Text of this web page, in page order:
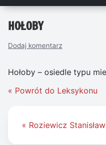
HOŁOBY
Dodaj komentarz
Hołoby – osiedle typu
« Powrót do Leksykonu
Nawigacja
« Roziewicz Stanisław